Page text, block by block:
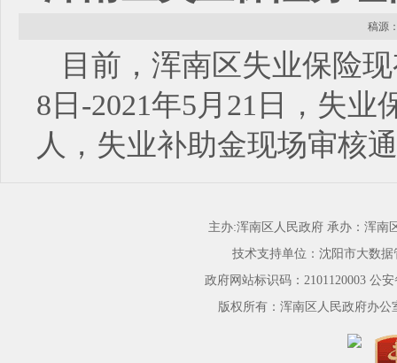
稿源
目前，浑南区失业保险
8日-2021年5月21日，失业
人，失业补助金现场审核
主办:浑南区人民政府 承办：浑
技术支持单位：沈阳市大数
政府网站标识码：2101120003 公安
版权所有：浑南区人民政府办